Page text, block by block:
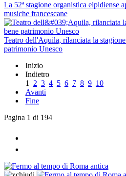
La 52ª stagione organistica elpidiense
musiche francescane
Teatro dell'Aquila, rilanciata la
patrimonio Unesco
Inizio
Indietro
1
2 3 4 5 6 7 8 9 10
Avanti
Fine
Pagina 1 di 194